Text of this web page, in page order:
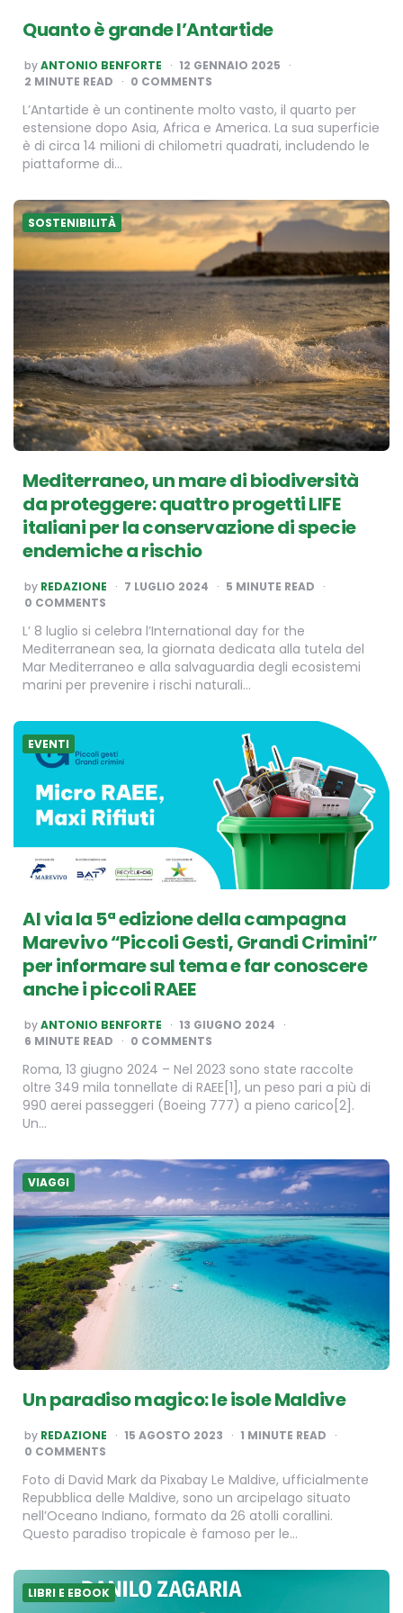
Quanto è grande l’Antartide
POSTED
BY
byANTONIO BENFORTE
12 GENNAIO 2025
2 MINUTE READ 0 COMMENTS
L’Antartide è un continente molto vasto, il quarto per
estensione dopo Asia, Africa e America. La sua superficie
è di circa 14 milioni di chilometri quadrati, includendo le
piattaforme di…
SOSTENIBILITÀ
Mediterraneo, un mare di biodiversità
da proteggere: quattro progetti LIFE
italiani per la conservazione di specie
endemiche a rischio
POSTED
BY
by REDAZIONE 7 LUGLIO 2024 5 MINUTE READ
0 COMMENTS
L’ 8 luglio si celebra l’International day for the
Mediterranean sea, la giornata dedicata alla tutela del
Mar Mediterraneo e alla salvaguardia degli ecosistemi
marini per prevenire i rischi naturali…
EVENTI
Al via la 5ª edizione della campagna
Marevivo “Piccoli Gesti, Grandi Crimini”
per informare sul tema e far conoscere
anche i piccoli RAEE
POSTED
BY
byANTONIO BENFORTE
13 GIUGNO 2024
6 MINUTE READ 0 COMMENTS
Roma, 13 giugno 2024 – Nel 2023 sono state raccolte
oltre 349 mila tonnellate di RAEE[1], un peso pari a più di
990 aerei passeggeri (Boeing 777) a pieno carico[2].
Un…
VIAGGI
Un paradiso magico: le isole Maldive
POSTED
BY
by REDAZIONE 15 AGOSTO 2023 1 MINUTE READ
0 COMMENTS
Foto di David Mark da Pixabay Le Maldive, ufficialmente
Repubblica delle Maldive, sono un arcipelago situato
nell’Oceano Indiano, formato da 26 atolli corallini.
Questo paradiso tropicale è famoso per le…
LIBRI E EBOOK